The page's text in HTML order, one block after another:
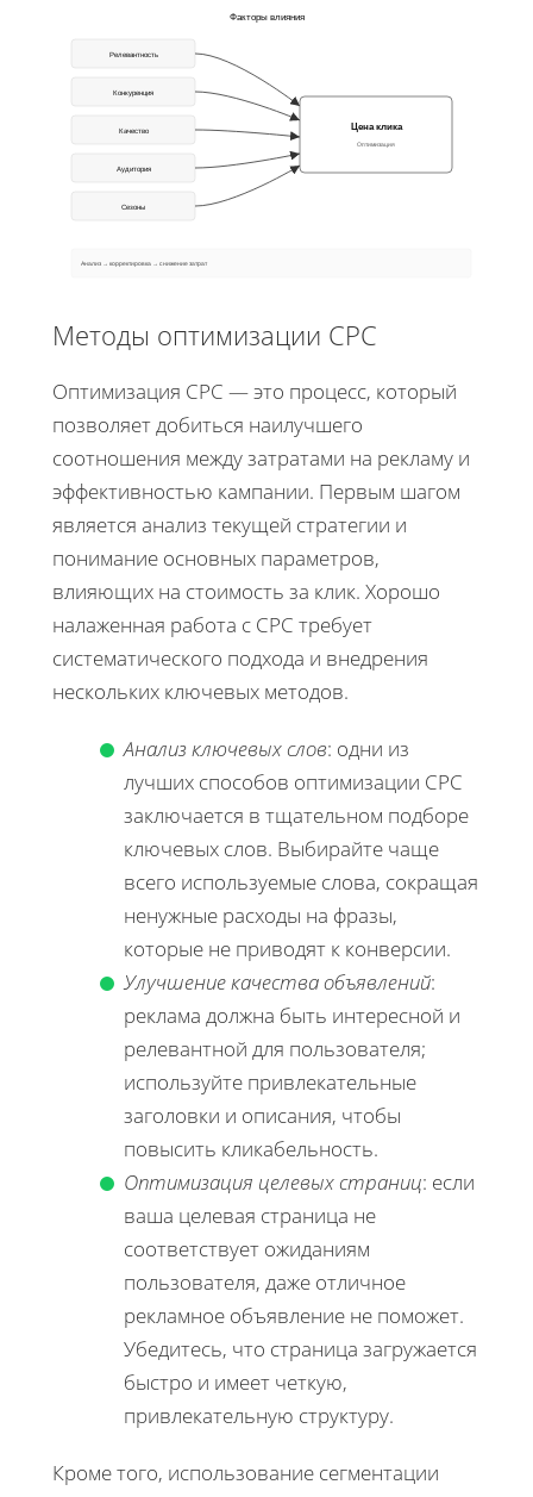
Факторы влияния
Релевантность
Конкуренция
Качество
Аудитория
Сезоны
Цена клика
Оптимизация
Анализ → корректировка → снижение затрат
Методы оптимизации CPC
Оптимизация CPC — это процесс, который
позволяет добиться наилучшего
соотношения между затратами на рекламу и
эффективностью кампании. Первым шагом
является анализ текущей стратегии и
понимание основных параметров,
влияющих на стоимость за клик. Хорошо
налаженная работа с CPC требует
систематического подхода и внедрения
нескольких ключевых методов.
Анализ ключевых слов: одни из
лучших способов оптимизации CPC
заключается в тщательном подборе
ключевых слов. Выбирайте чаще
всего используемые слова, сокращая
ненужные расходы на фразы,
которые не приводят к конверсии.
Улучшение качества объявлений:
реклама должна быть интересной и
релевантной для пользователя;
используйте привлекательные
заголовки и описания, чтобы
повысить кликабельность.
Оптимизация целевых страниц: если
ваша целевая страница не
соответствует ожиданиям
пользователя, даже отличное
рекламное объявление не поможет.
Убедитесь, что страница загружается
быстро и имеет четкую,
привлекательную структуру.
Кроме того, использование сегментации